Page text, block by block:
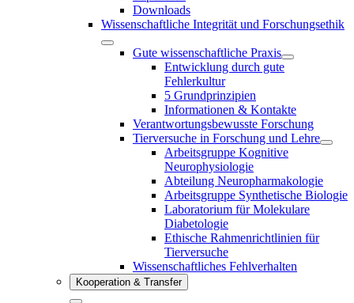
Downloads
Wissenschaftliche Integrität und Forschungsethik
Gute wissenschaftliche Praxis
Entwicklung durch gute
Fehlerkultur
5 Grundprinzipien
Informationen & Kontakte
Verantwortungsbewusste Forschung
Tierversuche in Forschung und Lehre
Arbeitsgruppe Kognitive
Neurophysiologie
Abteilung Neuropharmakologie
Arbeitsgruppe Synthetische Biologie
Laboratorium für Molekulare
Diabetologie
Ethische Rahmenrichtlinien für
Tierversuche
Wissenschaftliches Fehlverhalten
Kooperation & Transfer